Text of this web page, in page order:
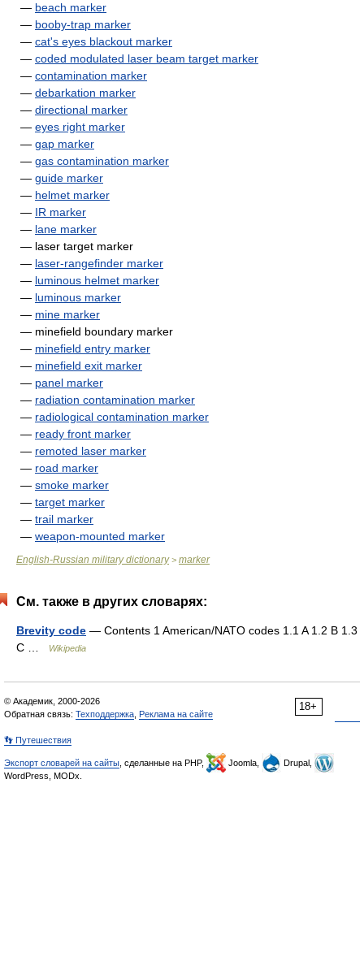
— beach marker
— booby-trap marker
— cat's eyes blackout marker
— coded modulated laser beam target marker
— contamination marker
— debarkation marker
— directional marker
— eyes right marker
— gap marker
— gas contamination marker
— guide marker
— helmet marker
— IR marker
— lane marker
— laser target marker
— laser-rangefinder marker
— luminous helmet marker
— luminous marker
— mine marker
— minefield boundary marker
— minefield entry marker
— minefield exit marker
— panel marker
— radiation contamination marker
— radiological contamination marker
— ready front marker
— remoted laser marker
— road marker
— smoke marker
— target marker
— trail marker
— weapon-mounted marker
English-Russian military dictionary> marker
См. также в других словарях:
Brevity code — Contents 1 American/NATO codes 1.1 A 1.2 B 1.3
C …
Wikipedia
18+
© Академик, 2000-2026
Обратная связь: Техподдержка Реклама на сайте
👣 Путешествия
Экспорт словарей на сайты , сделанные на PHP, Joomla,
Drupal,
WordPress, MODx.